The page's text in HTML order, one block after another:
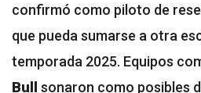
confirmó como piloto de
que pueda sumarse a otra
temporada 2025. Equipos
Bull
sonaron como posibles